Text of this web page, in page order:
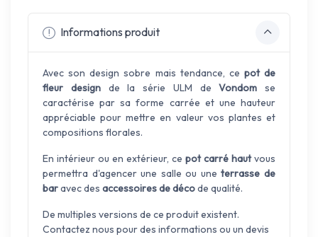
Informations produit
Avec son design sobre mais tendance, ce pot de
fleur designde la série ULM deVondom se
caractérise par sa forme carrée et une hauteur
appréciable pour mettre en valeur vos plantes et
compositions florales.
En intérieur ou en extérieur, ce pot carré hautvous
permettra d'agencer une salle ou uneterrasse de
baravec des accessoires de décode qualité.
De multiples versions de ce produit existent.
Contactez nous pour des informations ou un devis